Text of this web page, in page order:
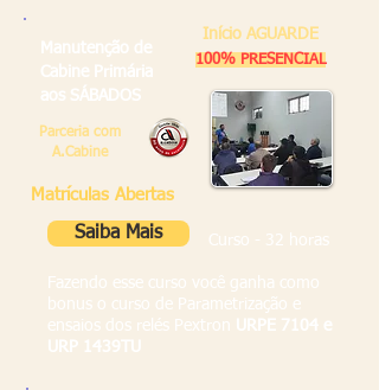
Manutenção de
Cabine Primária
aos SÁBADOS
Parceria com
A.Cabine
Matrículas Abertas
Início AGUARDE
100% PRESENCIAL
Saiba Mais Curso - 32 horas
Fazendo esse curso você ganha como
bonus o curso de Parametrização e
ensaios dos relés Pextron URPE 7104 e
URP 1439TU